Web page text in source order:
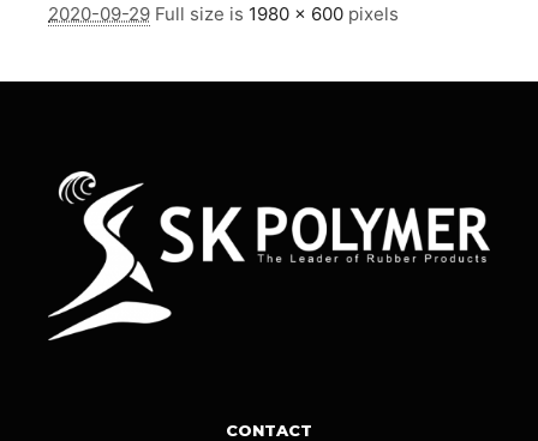
2020-09-29 Full size is 1980 × 600 pixels
CONTACT